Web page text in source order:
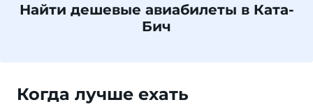
Найти дешевые авиабилеты в Ката-
Бич
Когда лучше ехать